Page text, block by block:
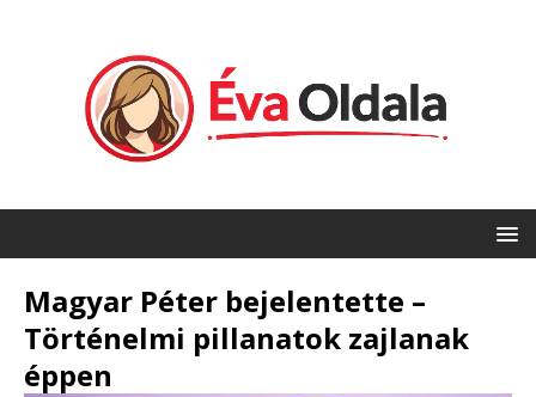
Magyar Péter bejelentette –
Történelmi pillanatok zajlanak
éppen